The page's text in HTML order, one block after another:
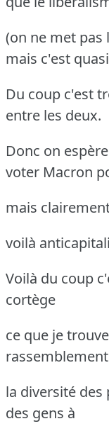
(on ne met pas
mais c'est
Du coup c'est
entre les deux.
Donc on
voter Macron
mais
voilà
Voilà du coup
cortège
ce que je
la diversité
des gens à